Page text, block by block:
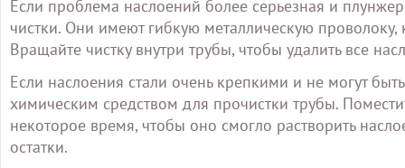
Если проблема наслоений более серьезная и
чистки. Они имеют гибкую металлическую проволоку,
Вращайте чистку внутри трубы, чтобы удалить все
Если наслоения стали очень крепкими и не могут
химическим средством для прочистки трубы.
некоторое время, чтобы оно смогло растворить
остатки.